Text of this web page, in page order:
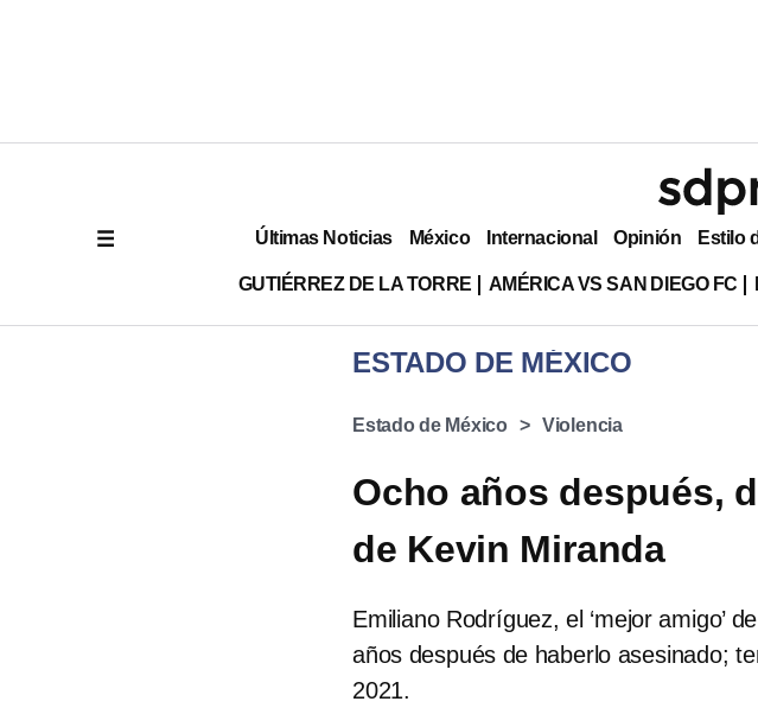
Últimas Noticias México Internacional Opinión Estilo
GUTIÉRREZ DE LA TORRE AMÉRICA VS SAN DIEGO FC
ESTADO DE MÉXICO
Estado de México Violencia
Ocho años después,
de Kevin Miranda
Emiliano Rodríguez, el ‘mejor amigo’
años después de haberlo asesinado;
2021.